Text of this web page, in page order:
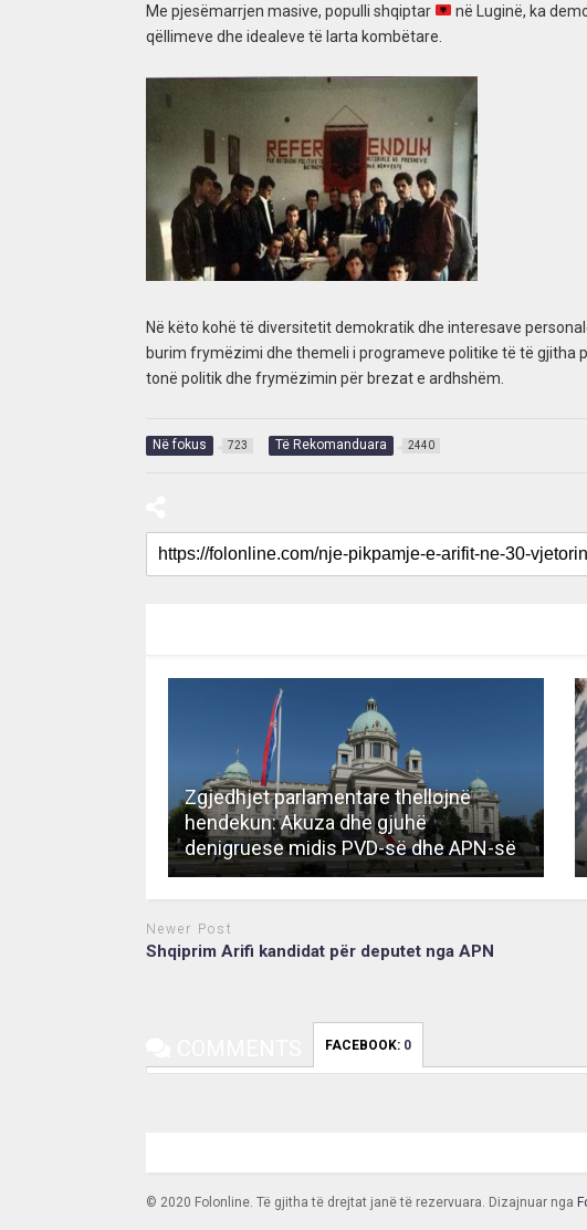
Me pjesëmarrjen masive, populli shqiptar
në Luginë, ka
qëllimeve dhe idealeve të larta kombëtare.
Në këto kohë të diversitetit demokratik dhe interesave
burim frymëzimi dhe themeli i programeve politike të të gjitha
tonë politik dhe frymëzimin për brezat e ardhshëm.
Në fokus 723 Të Rekomanduara 2440
Zgjedhjet parlamentare thellojnë
hendekun: Akuza dhe gjuhë
denigruese midis PVD-së dhe APN-së
Newer Post
Shqiprim Arifi kandidat për deputet nga APN
FACEBOOK: 0
© 2020 Folonline. Të gjitha të drejtat janë të rezervuara. Dizajnuar nga